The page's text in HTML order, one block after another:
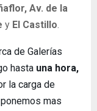
Av. de la
y El Castillo.
de Galerías
hasta una hora,
la carga de
mas